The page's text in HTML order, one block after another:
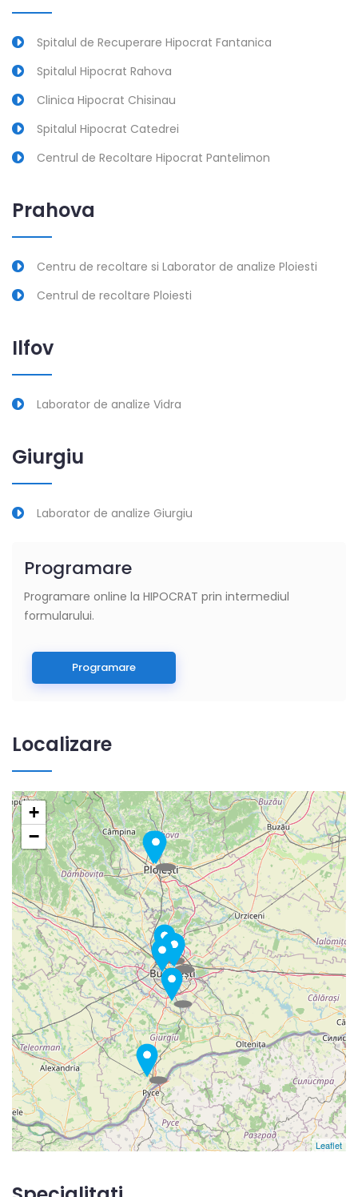
Spitalul de Recuperare Hipocrat Fantanica
Spitalul Hipocrat Rahova
Clinica Hipocrat Chisinau
Spitalul Hipocrat Catedrei
Centrul de Recoltare Hipocrat Pantelimon
Prahova
Centru de recoltare si Laborator de analize Ploiesti
Centrul de recoltare Ploiesti
Ilfov
Laborator de analize Vidra
Giurgiu
Laborator de analize Giurgiu
Programare
Programare online la HIPOCRAT prin intermediul
formularului.
Programare
Localizare
+
−
Leaflet